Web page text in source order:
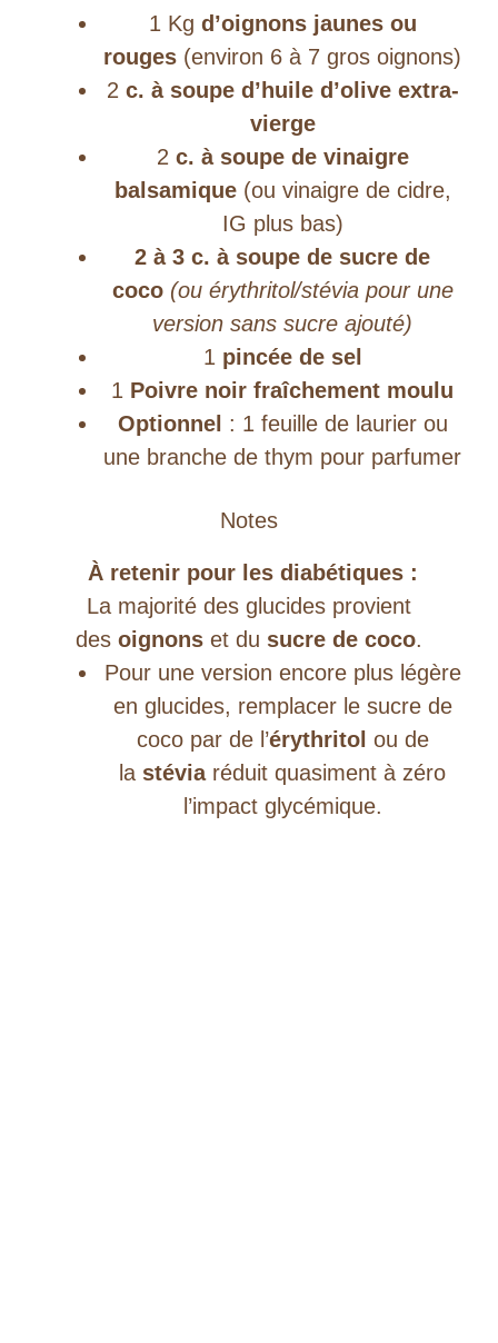
1 Kg d’oignons jaunes ou
rouges (environ 6 à 7 gros oignons)
2 c. à soupe d’huile d’olive extra-
vierge
2 c. à soupe de vinaigre
balsamique(ou vinaigre de cidre,
IG plus bas)
2 à 3 c. à soupe de sucre de
coco (ou érythritol/stévia pour une
version sans sucre ajouté)
1 pincée de sel
1 Poivre noir fraîchement moulu
Optionnel : 1 feuille de laurier ou
une branche de thym pour parfumer
Notes
À retenir pour les diabétiques :
La majorité des glucides provient
des oignons et du sucre de coco.
Pour une version encore plus légère
en glucides, remplacer le sucre de
coco par de l’érythritol ou de
la stéviaréduit quasiment à zéro
l’impact glycémique.